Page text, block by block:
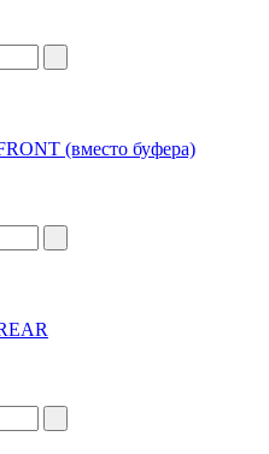
(вместо буфера)